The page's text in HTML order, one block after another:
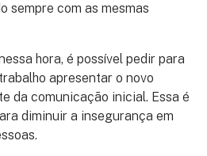
sempre com as mesmas
hora, é possível pedir para
apresentar o novo
da comunicação inicial. Essa é
diminuir a insegurança em